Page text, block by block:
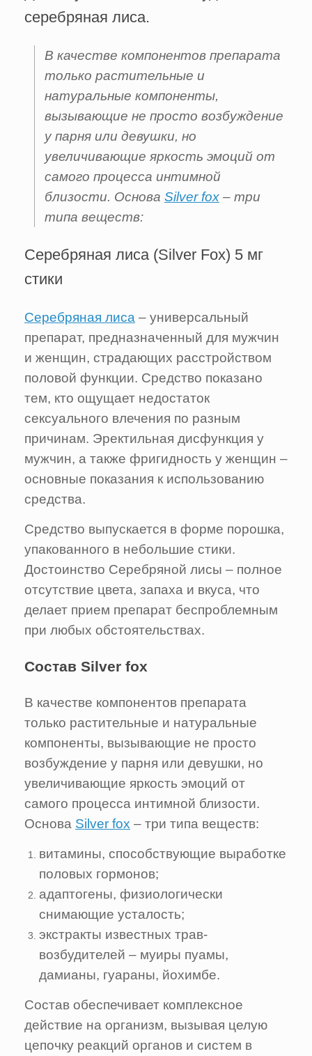
серебряная лиса.
В качестве компонентов препарата
только растительные и
натуральные компоненты,
вызывающие не просто возбуждение
у парня или девушки, но
увеличивающие яркость эмоций от
самого процесса интимной
близости. Основа Silver fox – три
типа веществ:
Серебряная лиса (Silver Fox) 5 мг
стики
Серебряная лиса – универсальный
препарат, предназначенный для мужчин
и женщин, страдающих расстройством
половой функции. Средство показано
тем, кто ощущает недостаток
сексуального влечения по разным
причинам. Эректильная дисфункция у
мужчин, а также фригидность у женщин –
основные показания к использованию
средства.
Средство выпускается в форме порошка,
упакованного в небольшие стики.
Достоинство Серебряной лисы – полное
отсутствие цвета, запаха и вкуса, что
делает прием препарат беспроблемным
при любых обстоятельствах.
Состав Silver fox
В качестве компонентов препарата
только растительные и натуральные
компоненты, вызывающие не просто
возбуждение у парня или девушки, но
увеличивающие яркость эмоций от
самого процесса интимной близости.
Основа Silver fox – три типа веществ:
витамины, способствующие выработке
половых гормонов;
адаптогены, физиологически
снимающие усталость;
экстракты известных трав-
возбудителей – муиры пуамы,
дамианы, гуараны, йохимбе.
Состав обеспечивает комплексное
действие на организм, вызывая целую
цепочку реакций органов и систем в